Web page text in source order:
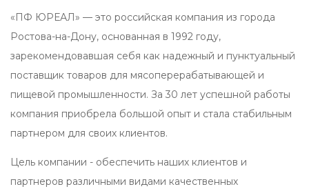
«ПФ ЮРЕАЛ» — это российская компания из города
Ростова-на-Дону, основанная в 1992 году,
зарекомендовавшая себя как надежный и пунктуальный
поставщик товаров для мясоперерабатывающей и
пищевой промышленности. За 30 лет успешной работы
компания приобрела большой опыт и стала стабильным
партнером для своих клиентов.
Цель компании - обеспечить наших клиентов и
партнеров различными видами качественных